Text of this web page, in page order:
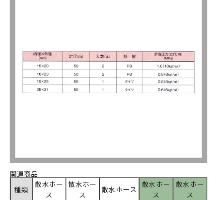
関連商品
種類
散水ホー
ス
散水ホー
ス
散水ホース
散水ホー
ス
散水ホー
ス